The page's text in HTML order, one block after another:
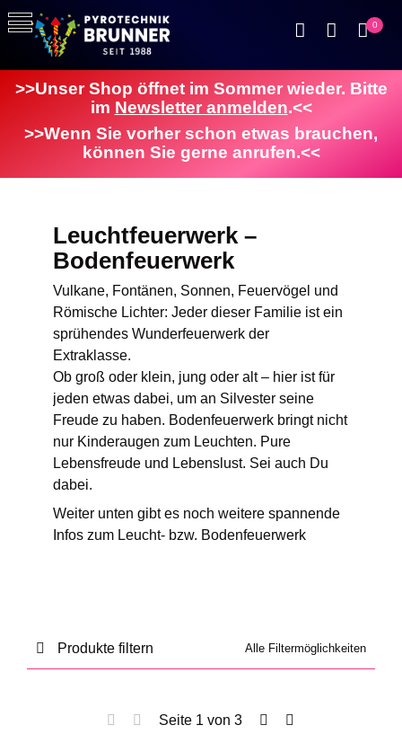
0
>>Unser Shop öffnet im Sommer wieder. Bitte
im Newsletter anmelden.<<
>>Wenn Sie vorher schon etwas brauchen,
können Sie gerne anrufen.<<
Leuchtfeuerwerk –
Bodenfeuerwerk
Vulkane, Fontänen, Sonnen, Feuervögel und
Römische Lichter: Jeder dieser Familie ist ein
sprühendes Wunderfeuerwerk der
Extraklasse.
Ob groß oder klein, jung oder alt – hier ist für
jeden etwas dabei, um an Silvester seine
Freude zu haben. Bodenfeuerwerk bringt nicht
nur Kinderaugen zum Leuchten. Pure
Lebensfreude und Lebenslust. Sei auch Du
dabei.
Weiter unten gibt es noch weitere spannende
Infos zum Leucht- bzw. Bodenfeuerwerk
Alle Filtermöglichkeiten
Produkte filtern
Seite 1 von 3